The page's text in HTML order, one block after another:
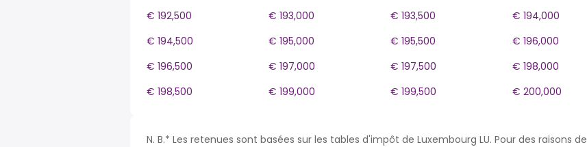
€ 192,500
€ 193,000 € 193,500
€ 194,000
€ 194,500
€ 195,000 € 195,500
€ 196,000
€ 196,500
€ 197,000 € 197,500
€ 198,000
€ 198,500
€ 199,000 € 199,500 € 200,000
N. B.* Les retenues sont basées sur les tables d'impôt de Luxembourg LU. Pour des raisons de